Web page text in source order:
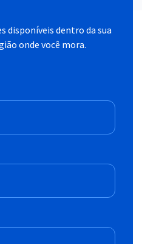
disponíveis dentro da sua
onde você mora.